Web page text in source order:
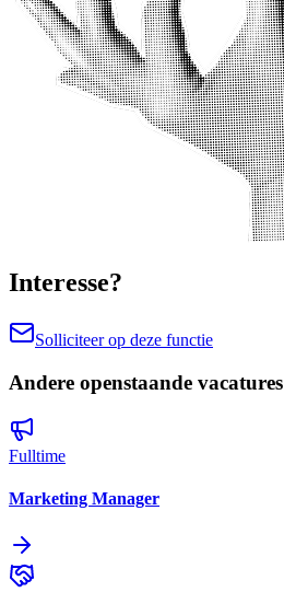
Interesse?
Solliciteer op deze functie
Andere openstaande vacatures
Fulltime
Marketing Manager